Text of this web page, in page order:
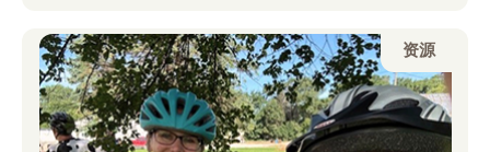
欢和孩子们一起活动。我注意到他们和我一
样，享受着活跃的好处。以下是我多年来在我
们一起活动期间学到的一些建议。
资源